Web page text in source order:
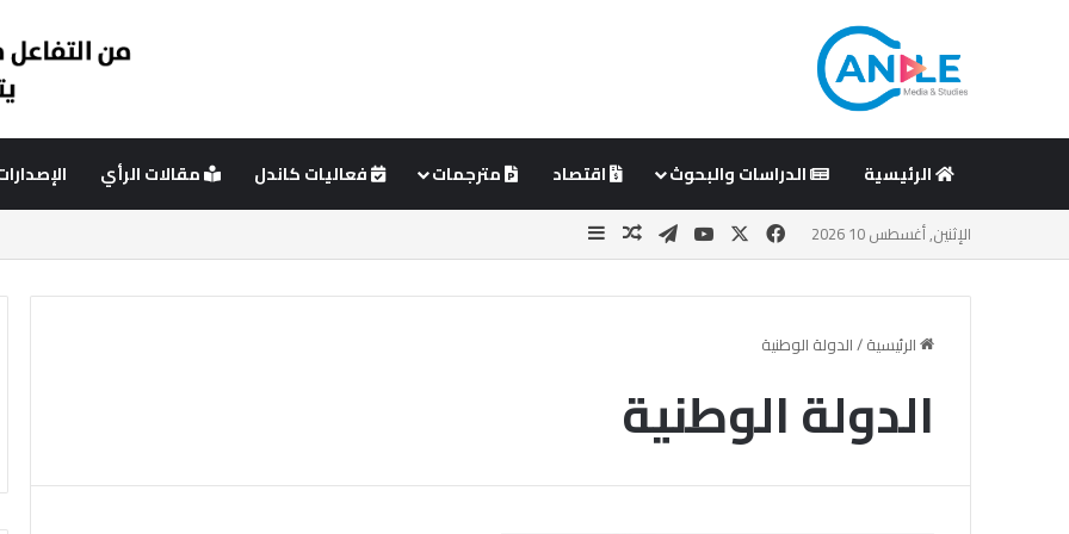
الرئيسية الدراسات والبحوث اقتصاد مترجمات فعاليات كاندل مقالات الرأي
الإثنين, أغسطس 10 2026 فيسبوك ‫YouTube
تيلقرام مقال عشوائي
الرئيسية/الدولة الوطنية
الدولة الوطنية